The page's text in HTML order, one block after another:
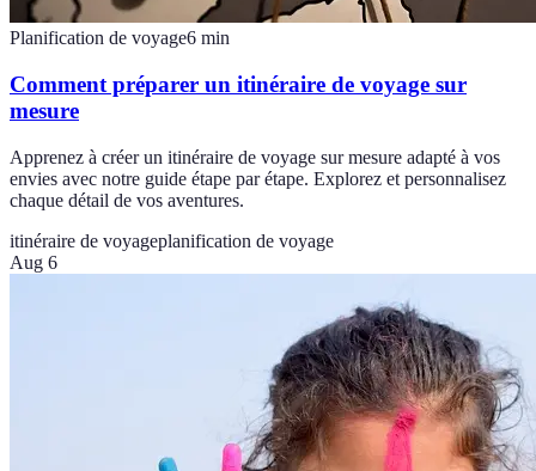
Planification de voyage6 min
Comment préparer un itinéraire de voyage sur
mesure
Apprenez à créer un itinéraire de voyage sur mesure adapté à vos
envies avec notre guide étape par étape. Explorez et personnalisez
chaque détail de vos aventures.
itinéraire de voyageplanification de voyage
Aug 6